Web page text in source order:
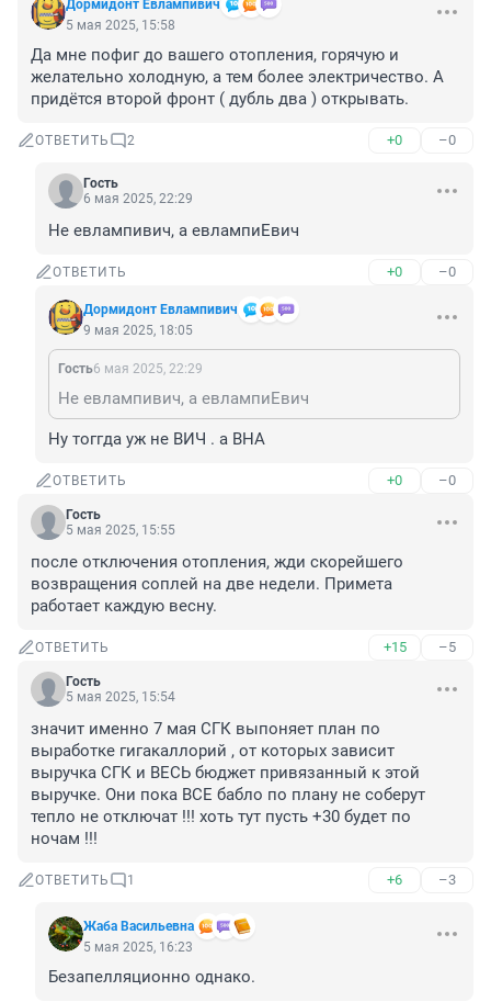
Дормидонт Евлампивич
5 мая 2025, 15:58
Да мне пофиг до вашего отопления, горячую и
желательно холодную, а тем более электричество. А
придётся второй фронт ( дубль два ) открывать.
ОТВЕТИТЬ 2 +0 –0
Гость
6 мая 2025, 22:29
Не евлампивич, а евлампиЕвич
ОТВЕТИТЬ +0 –0
Дормидонт Евлампивич
9 мая 2025, 18:05
Гость6 мая 2025, 22:29
Не евлампивич, а евлампиЕвич
Ну тоггда уж не ВИЧ . а ВНА
ОТВЕТИТЬ +0 –0
Гость
5 мая 2025, 15:55
после отключения отопления, жди скорейшего
возвращения соплей на две недели. Примета
работает каждую весну.
ОТВЕТИТЬ +15 –5
Гость
5 мая 2025, 15:54
значит именно 7 мая СГК выпоняет план по
выработке гигакаллорий , от которых зависит
выручка СГК и ВЕСЬ бюджет привязанный к этой
выручке. Они пока ВСЕ бабло по плану не соберут
тепло не отключат !!! хоть тут пусть +30 будет по
ночам !!!
ОТВЕТИТЬ 1 +6 –3
Жаба Васильевна
5 мая 2025, 16:23
Безапелляционно однако.